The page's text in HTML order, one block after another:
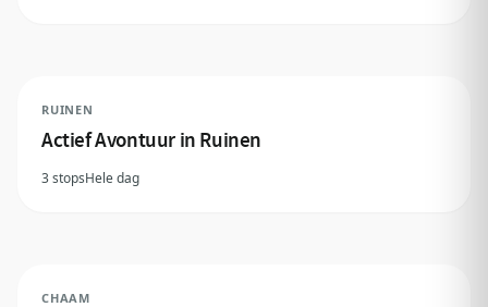
RUINEN
Actief Avontuur in Ruinen
3 stopsHele dag
CHAAM